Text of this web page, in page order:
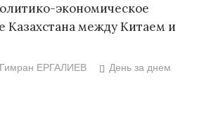
экономическое
Казахстана между Китаем и
Гимран ЕРГАЛИЕВ
День за днем